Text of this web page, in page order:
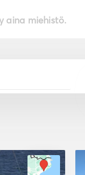
aina miehistö.